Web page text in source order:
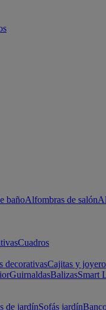
bañoAlfombras de salón
Cuadros
decorativasCajitas y
GuirnaldasBalizasSmart
de jardínSofás jardín